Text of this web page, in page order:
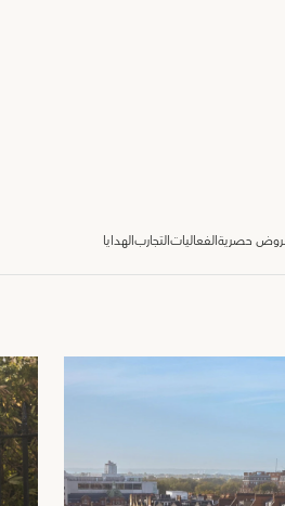
حصريةالفعالياتالتجاربالهدايا